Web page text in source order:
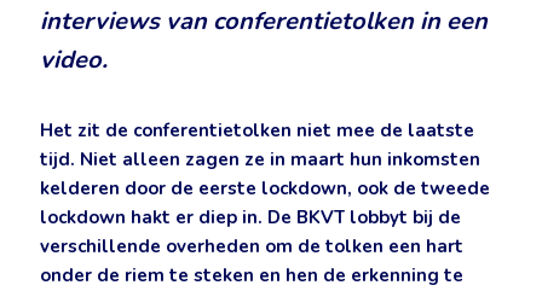
interviews van conferentietolken in een
video.
Het zit de conferentietolken niet mee de laatste
tijd. Niet alleen zagen ze in maart hun inkomsten
kelderen door de eerste lockdown, ook de tweede
lockdown hakt er diep in. De BKVT lobbyt bij de
verschillende overheden om de tolken een hart
onder de riem te steken en hen de erkenning te